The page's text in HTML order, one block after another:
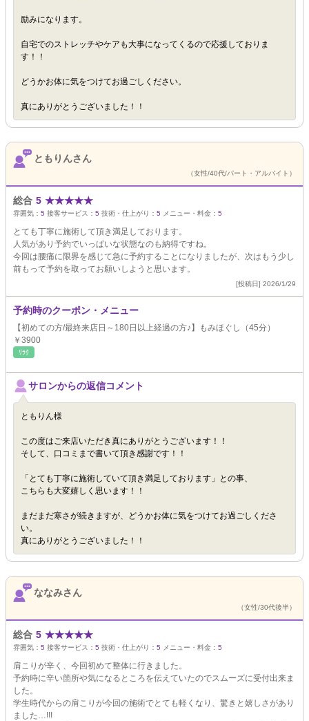
励みになります。
自宅でのストレッチやケアも大事になってくるので応援しておりま
す！！
どうかお体に気をつけてお過ごしください。
真にありがとうございました！！
ともりんさん
（女性/40代/パート・アルバイト）
総合 5 ★★★★★
雰囲気： 5 接客サービス： 5 技術・仕上がり： 5 メニュー・料金： 5
とても丁寧に施術して頂き満足しております。
人気があり予約でいっぱいな状態なのも納得ですね。
今回は腰痛に限界を感じて急に予約することになりましたが、次はもう少し
前もって予約を取ってお願いしようと思います。
[投稿日] 2026/1/29
予約時のクーポン・メニュー
【初めての方/最終来店日～180日以上経過の方♪】もみほぐし（45分）
￥3900
ﾘﾗｸ
サロンからの返信コメント
ともりん様
この度はご来店いただき真にありがとうございます！！
そして、口コミまで書いて頂き感謝です！！
「とても丁寧に施術していて頂き満足しております」との事、
こちらも大変嬉しく思います！！
まだまだ寒さが続きますが、どうかお体に気をつけてお過ごしくださ
い。
真にありがとうございました！！
ななみさん
（女性/30代後半）
総合 5 ★★★★★
雰囲気： 5 接客サービス： 5 技術・仕上がり： 5 メニュー・料金： 5
肩こりが辛く、今回初めて整体に行きました。
予約時に辛い箇所や気になるところを伝えていたのでスムーズに受付出来ま
した。
学生時代からの肩こりが今回の施術でとても軽くなり、驚きと嬉しさがあり
ました…!!!